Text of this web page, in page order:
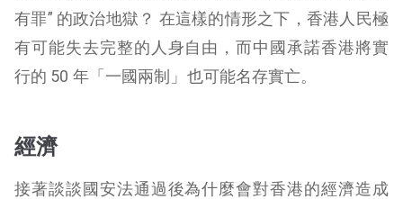
有罪” 的政治地獄？ 在這樣的情形之下，香港人民極
有可能失去完整的人身自由，而中國承諾香港將實
行的 50 年「一國兩制」也可能名存實亡。
經濟
接著談談國安法通過後為什麼會對香港的經濟造成